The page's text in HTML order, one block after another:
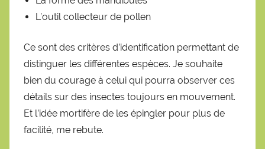
L’outil collecteur de pollen
Ce sont des critères d’identification permettant de
distinguer les différentes espèces. Je souhaite
bien du courage à celui qui pourra observer ces
détails sur des insectes toujours en mouvement.
Et l’idée mortifère de les épingler pour plus de
facilité, me rebute.